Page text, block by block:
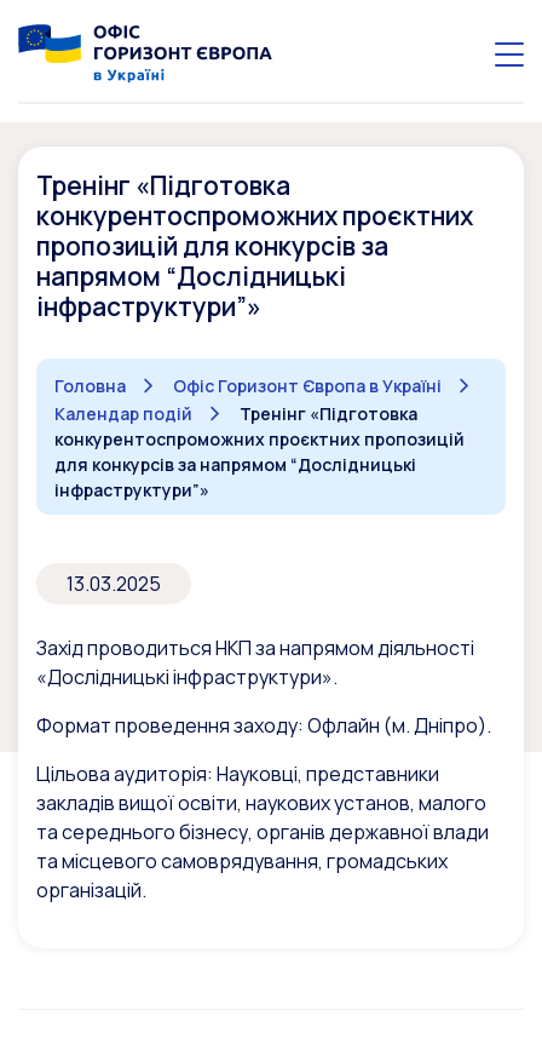
Тренінг «Підготовка
конкурентоспроможних проєктних
пропозицій для конкурсів за
напрямом “Дослідницькі
інфраструктури”»
Головна
Офіс Горизонт Європа в Україні
Календар подій
Тренінг «Підготовка
конкурентоспроможних проєктних пропозицій
для конкурсів за напрямом “Дослідницькі
інфраструктури”»
13.03.2025
Захід проводиться НКП за напрямом діяльності
«Дослідницькі інфраструктури».
Формат проведення заходу: Офлайн (м. Дніпро).
Цільова аудиторія: Науковці, представники
закладів вищої освіти, наукових установ, малого
та середнього бізнесу, органів державної влади
та місцевого самоврядування, громадських
організацій.